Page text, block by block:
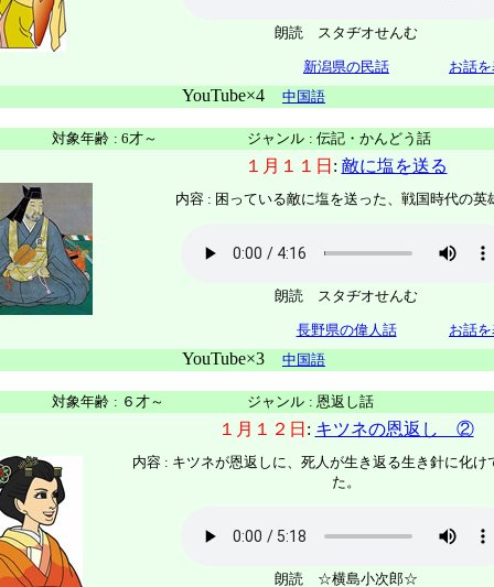
朗読 スタヂオせんむ
新潟県の民話 お話
YouTube×4 中国語
対象年齢 : 6才～ ジャンル : 伝記・かんどう話
１月１１日 : 敵に塩を送る
内容 : 困っている敵に塩を送った、戦国時代の英
朗読 スタヂオせんむ
長野県の偉人話 お話
YouTube×3 中国語
対象年齢 : ６才～ ジャンル : 恩返し話
１月１２日 : キツネの恩返し ②
内容 : キツネが恩返しに、死人が生き返る生き針に化け
た。
朗読 ☆横島小次郎☆